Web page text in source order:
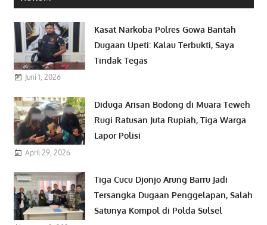
Kasat Narkoba Polres Gowa Bantah
Dugaan Upeti: Kalau Terbukti, Saya
Tindak Tegas
Juni 1, 2026
Diduga Arisan Bodong di Muara Teweh
Rugi Ratusan Juta Rupiah, Tiga Warga
Lapor Polisi
April 29, 2026
Tiga Cucu Djonjo Arung Barru Jadi
Tersangka Dugaan Penggelapan, Salah
Satunya Kompol di Polda Sulsel